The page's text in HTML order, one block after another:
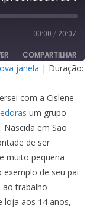
00:00 / 20:07
COMPARTILHAR
janela | Duração:
com a Cislene
um grupo
em São
de ser
muito pequena
de seu pai
ao trabalho
loja aos 14 anos,